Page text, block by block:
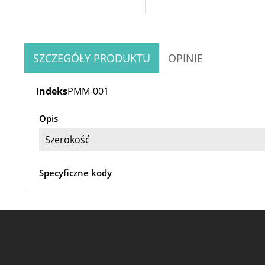
SZCZEGÓŁY PRODUKTU OPINIE
IndeksPMM-001
Opis
Szerokość
Specyficzne kody